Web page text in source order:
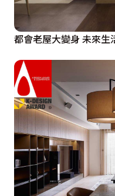
都會老屋大變身 未來